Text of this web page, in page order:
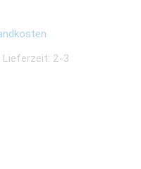
Lieferzeit: 2-3